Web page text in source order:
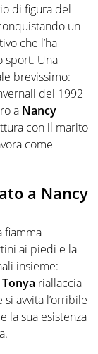
di figura del
un
che l’ha
sport. Una
brevissimo:
del 1992
a Nancy
con il marito
come
a Nancy
fiamma
ai piedi e la
insieme:
Tonya riallaccia
avvita l’orribile
la sua esistenza